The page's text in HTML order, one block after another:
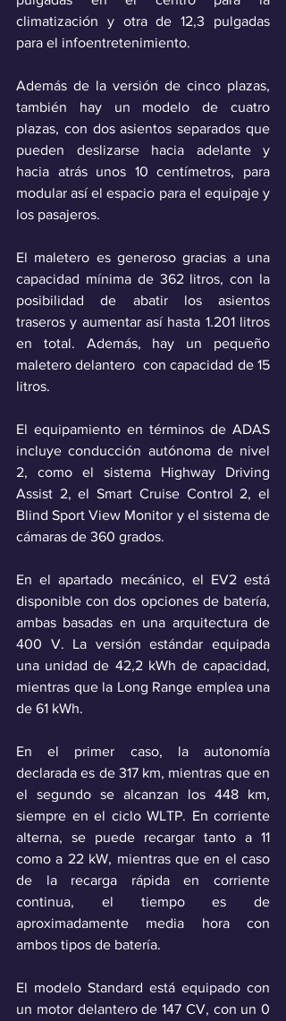
climatización y otra de 12,3 pulgadas
para el infoentretenimiento.
Además de la versión de cinco plazas,
también hay un modelo de cuatro
plazas, con dos asientos separados que
pueden deslizarse hacia adelante y
hacia atrás unos 10 centímetros, para
modular así el espacio para el equipaje y
los pasajeros.
El maletero es generoso gracias a una
capacidad mínima de 362 litros, con la
posibilidad de abatir los asientos
traseros y aumentar así hasta 1.201 litros
en total. Además, hay un pequeño
maletero delantero  con capacidad de 15
litros.
El equipamiento en términos de ADAS
incluye conducción autónoma de nivel
2, como el sistema Highway Driving
Assist 2, el Smart Cruise Control 2, el
Blind Sport View Monitor y el sistema de
cámaras de 360 grados.
En el apartado mecánico, el EV2 está
disponible con dos opciones de batería,
ambas basadas en una arquitectura de
400 V. La versión estándar equipada
una unidad de 42,2 kWh de capacidad,
mientras que la Long Range emplea una
de 61 kWh.
En el primer caso, la autonomía
declarada es de 317 km, mientras que en
el segundo se alcanzan los 448 km,
siempre en el ciclo WLTP. En corriente
alterna, se puede recargar tanto a 11
como a 22 kW, mientras que en el caso
de la recarga rápida en corriente
continua, el tiempo es de
aproximadamente media hora con
ambos tipos de batería.
El modelo Standard está equipado con
un motor delantero de 147 CV, con un 0